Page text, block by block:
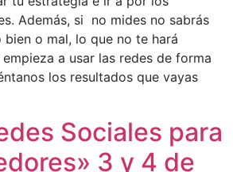
Además, si no mides no sabrás
bien o mal, lo que no te hará
a usar las redes de forma
los resultados que vayas
Sociales para
3 y 4 de